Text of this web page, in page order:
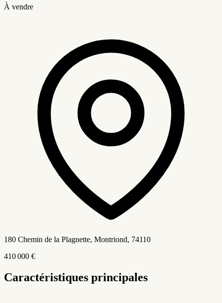
À vendre
180 Chemin de la Plagnette, Montriond, 74110
410 000 €
Caractéristiques principales